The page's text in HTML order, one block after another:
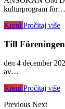
kulturprogram för…
Kreni Pročitaj više
Till
den 4 december
av…
Kreni Pročitaj više
Previous Next